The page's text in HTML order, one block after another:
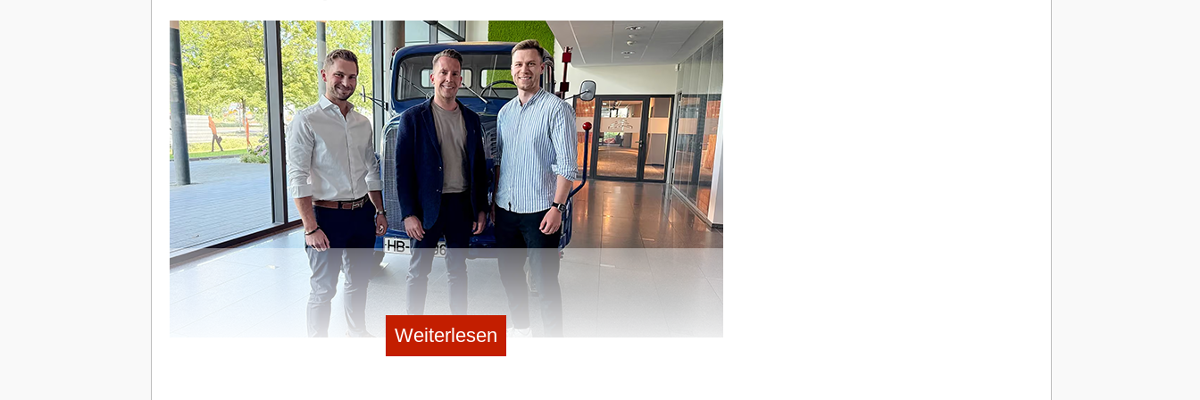
KI-gestützte Ansätze, um externe Belege automatisiert in die Buchungssysteme zu
überführen.
Die Plattform sei in zehn Sprachen umstellbar und werde derzeit über Weblinks in 66
Ländern genutzt.
Monatlich verwalte das System laut Loopario mehr als 50 Millionen Ladungsträger für aktuell
46 Anwender, darunter Großkunden wie DACHSER, die Nagel-Group und Georg Utz.
Gründer & Köpfe
Gegründet wurde das Start-up 2021 von Michael Koscharnyj, Patrik Elfert, Jan Möller und Dr.
Philipp Hüning. Das Team formierte sich als Spin-off aus dem Fraunhofer-Institut für
Materialfluss und Logistik (IML) in Dortmund.
Die jüngste Wachstumsphase wird durch eine im Frühjahr 2026 abgeschlossene Series-A-
Finanzierungsrunde in Höhe von über fünf Millionen Euro untermauert, angeführt vom
Risikokapitalgeber Capnamic. Infolge der Kapitalspritze sei das Team seit Jahresbeginn auf
über 30 Mitarbeitende angewachsen.
Co-Founder Dr. Philipp Hüning begründet die Namensänderung damit, dass sich Ladungsträger
Weiterlesen